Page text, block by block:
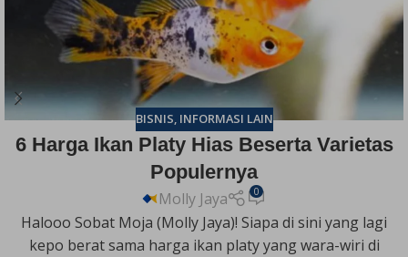
BISNIS, INFORMASI LAIN
6 Harga Ikan Platy Hias Beserta Varietas
Populernya
Molly Jaya 0
Halooo Sobat Moja (Molly Jaya)! Siapa di sini yang lagi
kepo berat sama harga ikan platy yang wara-wiri di